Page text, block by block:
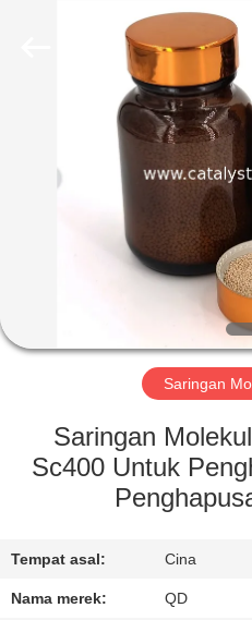
PRODUK
TENTANG
TUR
KONTROL
KUALITAS
HUBUNGI
KAMI
Saringan
Saringan
Sc400 Untuk
Tempat asal: Cina
Nama merek: QD